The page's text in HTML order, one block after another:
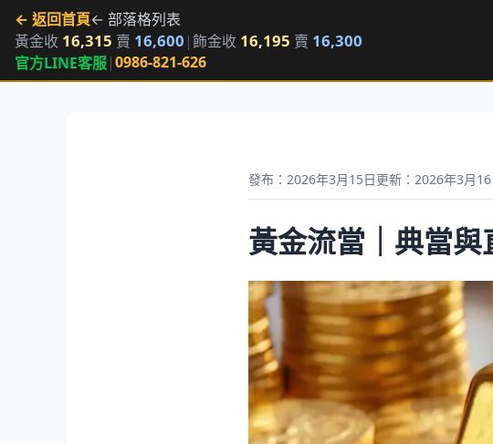
← 返回首頁← 部落格列表
黃金收 16,315 賣 16,600 |飾金收 16,195 賣 16,300
官方LINE客服|0986-821-626
發布：2026年3月15日更新：2026年3月16
黃金流當｜典當